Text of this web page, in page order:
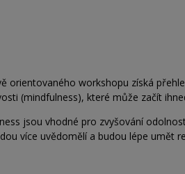
orientovaného workshopu získá
(mindfulness), které může začít
jsou vhodné pro zvyšování
více uvědomělí a budou lépe umět